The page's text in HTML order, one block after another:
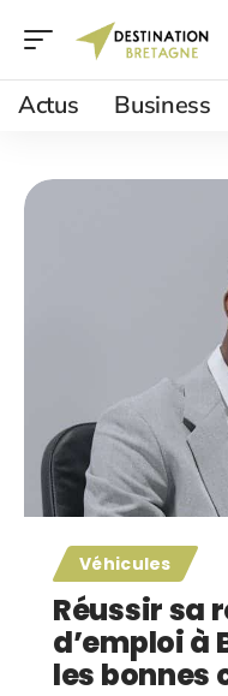
Actus Business
Véhicules
Réussir sa
d’emploi à
les bonnes